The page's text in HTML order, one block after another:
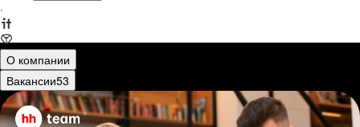
·
О компании
Вакансии53